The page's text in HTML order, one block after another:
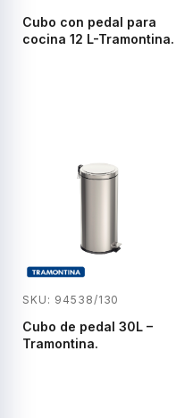
Cubo con pedal para
cocina 12 L-Tramontina.
SKU: 94538/130
Cubo de pedal 30L –
Tramontina.